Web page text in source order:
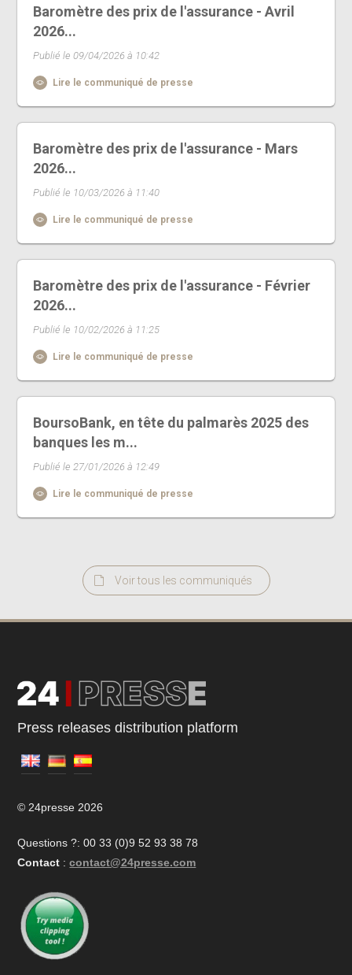
Baromètre des prix de l'assurance - Avril
2026...
Publié le 09/04/2026 à 10:42
Lire le communiqué de presse
Baromètre des prix de l'assurance - Mars
2026...
Publié le 10/03/2026 à 11:40
Lire le communiqué de presse
Baromètre des prix de l'assurance - Février
2026...
Publié le 10/02/2026 à 11:25
Lire le communiqué de presse
BoursoBank, en tête du palmarès 2025 des
banques les m...
Publié le 27/01/2026 à 12:49
Lire le communiqué de presse
Voir tous les communiqués
Press releases distribution platform
© 24presse 2026
Questions ?: 00 33 (0)9 52 93 38 78
Contact : contact@24presse.com